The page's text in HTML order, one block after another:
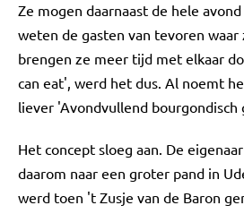
Ze mogen daarnaast de hele
weten de gasten van tevoren waar
brengen ze meer tijd met elkaar
can eat', werd het dus. Al noemt
liever 'Avondvullend bourgondisch
Het concept sloeg aan. De
daarom naar een groter pand in
werd toen 't Zusje van de Baron